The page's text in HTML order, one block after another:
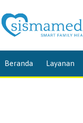
Beranda Layanan